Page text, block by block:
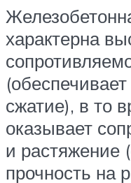
характерна
сжатие), в то
оказывает
и растяжение
прочность на